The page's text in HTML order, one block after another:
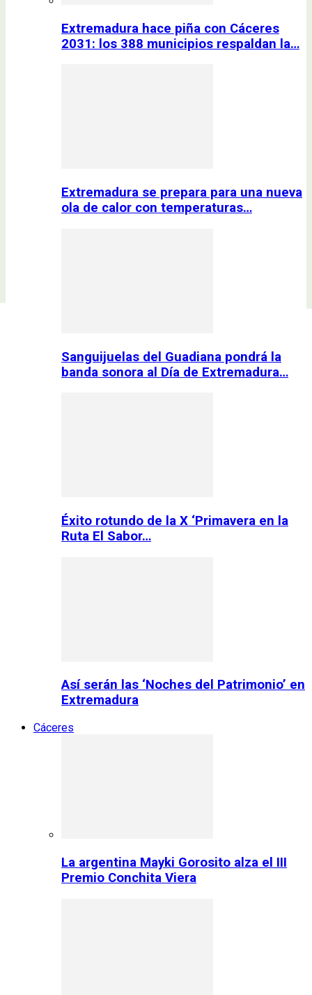
Extremadura hace piña con Cáceres
2031: los 388 municipios respaldan la…
Extremadura se prepara para una nueva
ola de calor con temperaturas…
Sanguijuelas del Guadiana pondrá la
banda sonora al Día de Extremadura…
Éxito rotundo de la X ‘Primavera en la
Ruta El Sabor…
Así serán las ‘Noches del Patrimonio’ en
Extremadura
Cáceres
La argentina Mayki Gorosito alza el III
Premio Conchita Viera